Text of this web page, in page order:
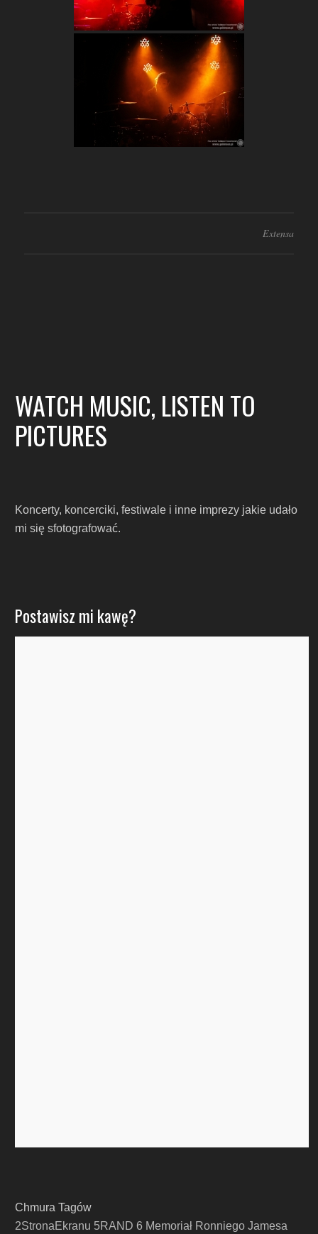
Extensa
WATCH MUSIC, LISTEN TO
PICTURES
Koncerty, koncerciki, festiwale i inne imprezy jakie udało
mi się sfotografować.
Postawisz mi kawę?
Chmura Tagów
2StronaEkranu 5RAND 6 Memoriał Ronniego Jamesa